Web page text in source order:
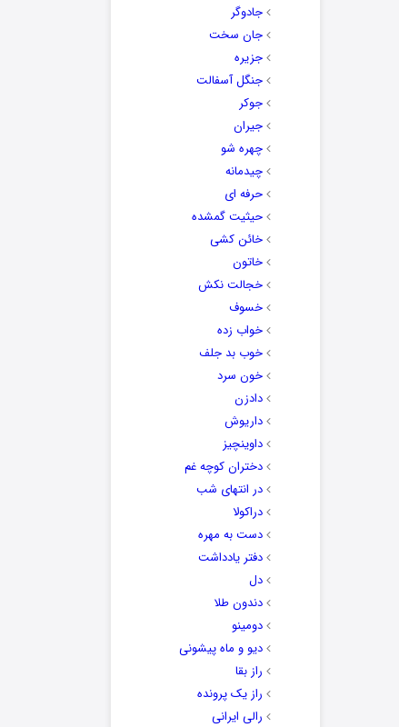
جادوگر
جان سخت
جزیره
جنگل آسفالت
جوکر
جیران
چهره شو
چیدمانه
حرفه ای
حیثیت گمشده
خائن کشی
خاتون
خجالت نکش
خسوف
خواب زده
خوب بد جلف
خون سرد
دادزن
داریوش
داوینچیز
دختران کوچه غم
در انتهای شب
دراکولا
دست به مهره
دفتر یادداشت
دل
دندون طلا
دومینو
دیو و ماه پیشونی
راز بقا
راز یک پرونده
رالی ایرانی